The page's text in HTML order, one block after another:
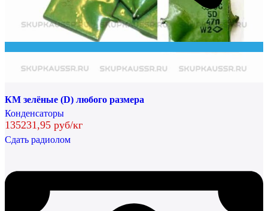
КМ зелёные (D) любого размера
Конденсаторы
135231,95 руб/кг
Сдать радиолом